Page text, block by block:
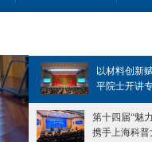
以材料创新
平院士开讲
第十四届“魅
携手上海科普